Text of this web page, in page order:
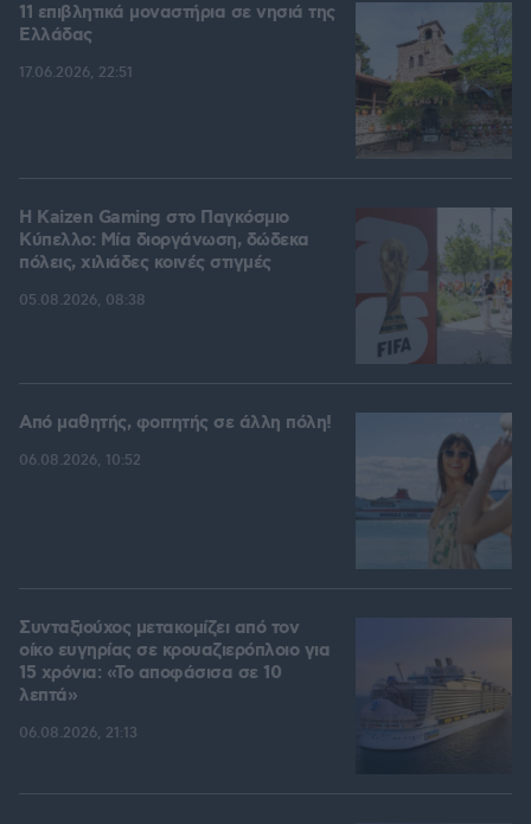
11 επιβλητικά μοναστήρια σε νησιά της
Ελλάδας
17.06.2026, 22:51
H Kaizen Gaming στο Παγκόσμιο
Kύπελλο: Μία διοργάνωση, δώδεκα
πόλεις, χιλιάδες κοινές στιγμές
05.08.2026, 08:38
Από μαθητής, φοιτητής σε άλλη πόλη!
06.08.2026, 10:52
Συνταξιούχος μετακομίζει από τον
οίκο ευγηρίας σε κρουαζιερόπλοιο για
15 χρόνια: «Το αποφάσισα σε 10
λεπτά»
06.08.2026, 21:13